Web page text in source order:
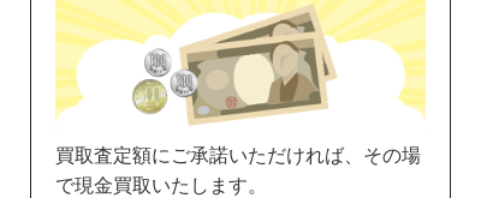
買取査定額にご承諾いただければ、その場
で現金買取いたします。